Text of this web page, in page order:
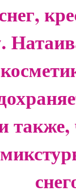
также,